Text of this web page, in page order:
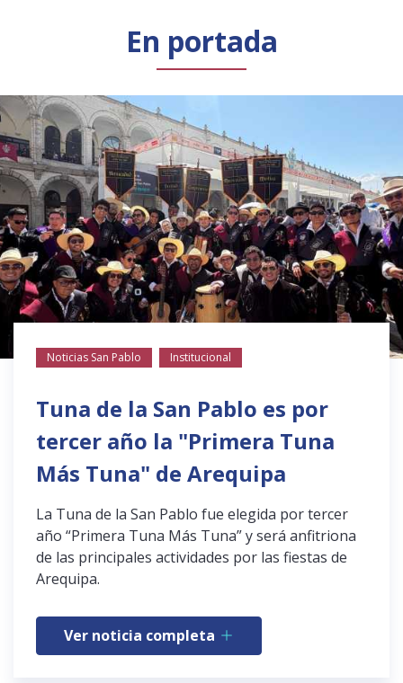
En portada
Noticias San Pablo Institucional
Tuna de la San Pablo es por
tercer año la "Primera Tuna
Más Tuna" de Arequipa
La Tuna de la San Pablo fue elegida por tercer
año “Primera Tuna Más Tuna” y será anfitriona
de las principales actividades por las fiestas de
Arequipa.
Ver noticia completa